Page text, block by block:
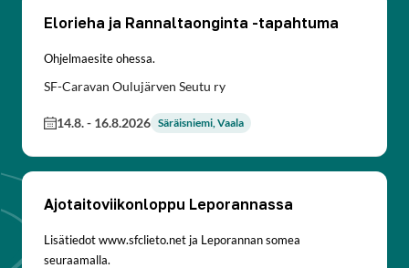
Elorieha ja Rannaltaonginta -tapahtuma
Ohjelmaesite ohessa.
SF-Caravan Oulujärven Seutu ry
14.8.- 16.8.2026 Säräisniemi, Vaala
Ajotaitoviikonloppu Leporannassa
Lisätiedot www.sfclieto.net ja Leporannan somea
seuraamalla.